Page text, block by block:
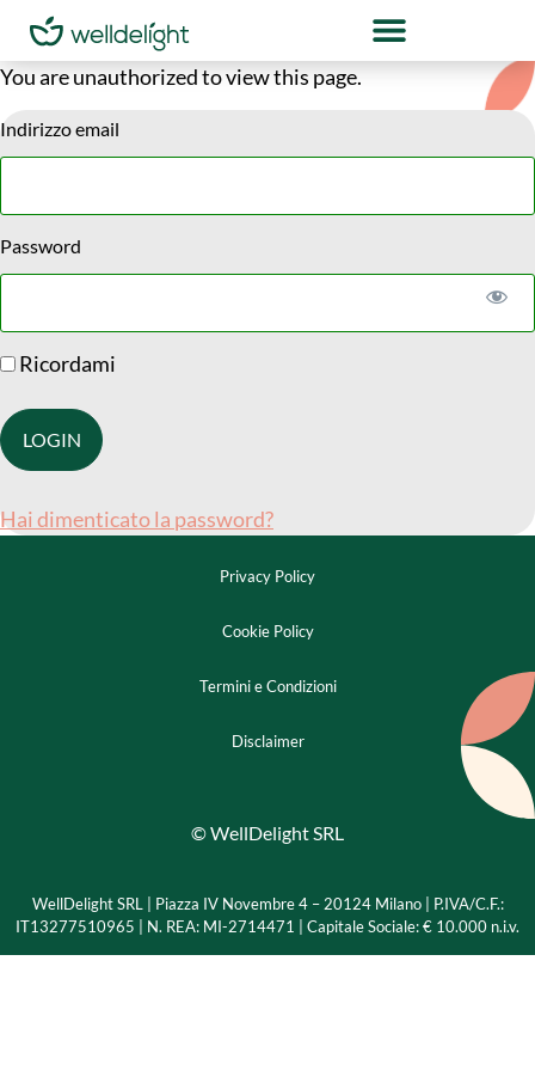
You are unauthorized to view this page.
Indirizzo email
Password
Ricordami
Hai dimenticato la password?
Privacy Policy
Cookie Policy
Termini e Condizioni
Disclaimer
© WellDelight SRL
WellDelight SRL | Piazza IV Novembre 4 – 20124 Milano | P.IVA/C.F.:
IT13277510965 | N. REA: MI-2714471 | Capitale Sociale: € 10.000 n.i.v.